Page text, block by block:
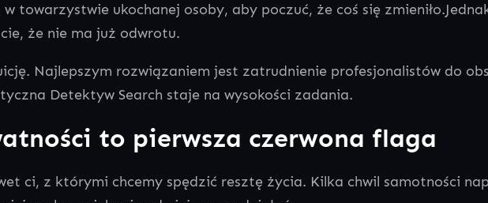
towarzystwie ukochanej osoby, aby poczuć, że coś się
że nie ma już odwrotu.
Najlepszym rozwiązaniem jest zatrudnienie profesjonalistów do
Detektyw Search staje na wysokości zadania.
to pierwsza czerwona flaga
ci, z którymi chcemy spędzić resztę życia. Kilka chwil samotności